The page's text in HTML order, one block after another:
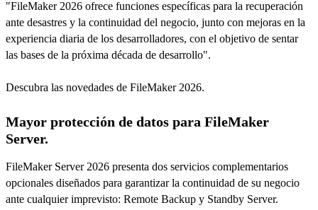
"FileMaker 2026 ofrece funciones específicas para la recuperación
ante desastres y la continuidad del negocio, junto con mejoras en la
experiencia diaria de los desarrolladores, con el objetivo de sentar
las bases de la próxima década de desarrollo".
Descubra las novedades de FileMaker 2026.
Mayor protección de datos para FileMaker
Server.
FileMaker Server 2026 presenta dos servicios complementarios
opcionales diseñados para garantizar la continuidad de su negocio
ante cualquier imprevisto: Remote Backup y Standby Server.